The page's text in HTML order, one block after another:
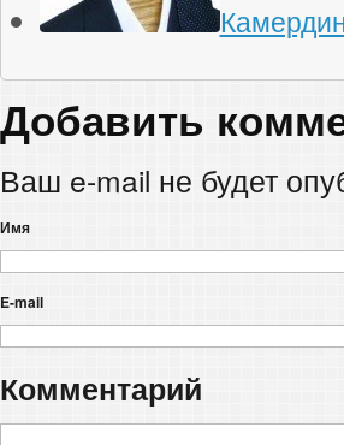
Добавить
Ваш e-mail не будет
Имя
E-mail
Комментарий